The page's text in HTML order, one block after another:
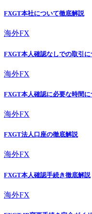
FXGT本社について徹底解説
海外FX
FXGT本人確認なしでの取引に
海外FX
FXGT本人確認に必要な時間に
海外FX
FXGT法人口座の徹底解説
海外FX
FXGT本人確認手続き徹底解説
海外FX